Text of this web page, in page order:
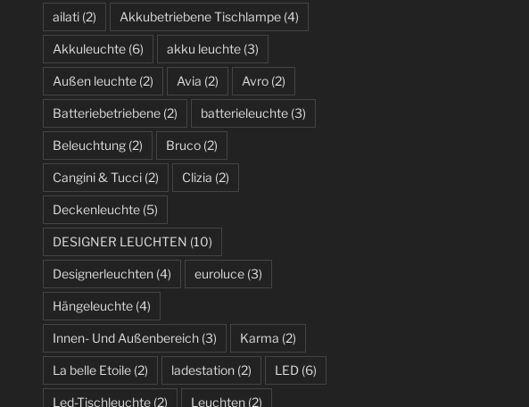
Nächster
ailati(2) Akkubetriebene Tischlampe(4)
Akkuleuchte(6) akku leuchte(3)
Außen leuchte(2) Avia (2) Avro(2)
Batteriebetriebene(2) batterieleuchte(3)
Beleuchtung(2) Bruco(2)
Cangini & Tucci(2) Clizia (2)
Deckenleuchte(5)
DESIGNER LEUCHTEN (10)
Designerleuchten(4) euroluce(3)
Hängeleuchte(4)
Innen- Und Außenbereich(3) Karma (2)
La belle Etoile(2) ladestation(2) LED(6)
Led-Tischleuchte(2) Leuchten(2)